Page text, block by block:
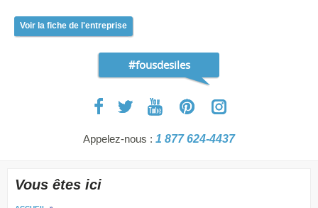
Voir la fiche de l'entreprise
#fousdesiles
Appelez-nous : 1 877 624-4437
Vous êtes ici